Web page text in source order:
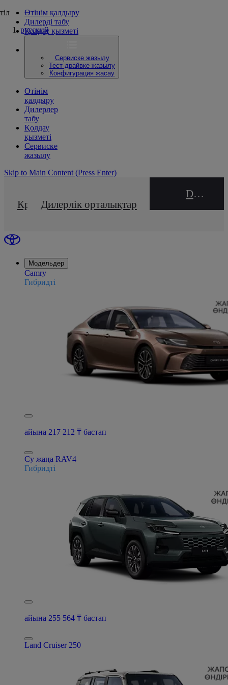
Өтінім қалдыру
Дилерді табу
Қолдау қызметі
Сервиске жазылу
Тест-драйвке жазылу
Конфигурация жасау
Өтінім
қалдыру
Дилерлер
табу
Қолдау
қызметі
Сервиске
жазылу
Skip to Main Content (Press Enter)
Кредиттік калькулятор
Дилерлік орталықтар
DEALER NAME
Модельдер
Camry
Гибридті
айына 217 212 ₸ бастап
Су жаңа RAV4
Гибридті
айына 255 564 ₸ бастап
Land Cruiser 250
тіл
русский